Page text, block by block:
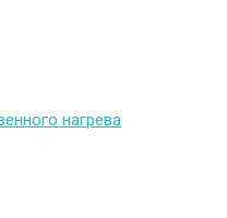
нагрева